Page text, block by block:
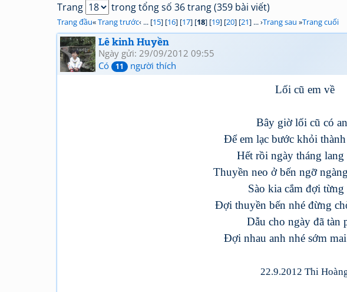
Trang trong tổng số 36 trang (359 bài viết)
Trang đầu«Trang trước‹ ... [15] [16] [17] [18] [19] [20] [21] ... ›Trang sau »Trang cuối
Lê kinh Huyền
Ngày gửi: 29/09/2012 09:55
Có
11 người thích
Lối cũ em về
Bây giờ lối cũ có
Để em lạc bước khỏi
Hết rồi ngày tháng lang
Thuyền neo ở bến ngỡ
Sào kia cắm đợi
Đợi thuyền bến nhé đừng
Dẫu cho ngày đã tàn
Đợi nhau anh nhé sớm
22.9.2012 Thi